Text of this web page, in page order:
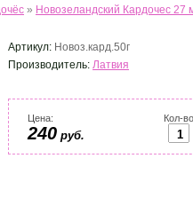
» Новозеландский Кардочес 27
Артикул: Новоз.кард.50г
Производитель: Латвия
Кол-
Цена:
240 руб.